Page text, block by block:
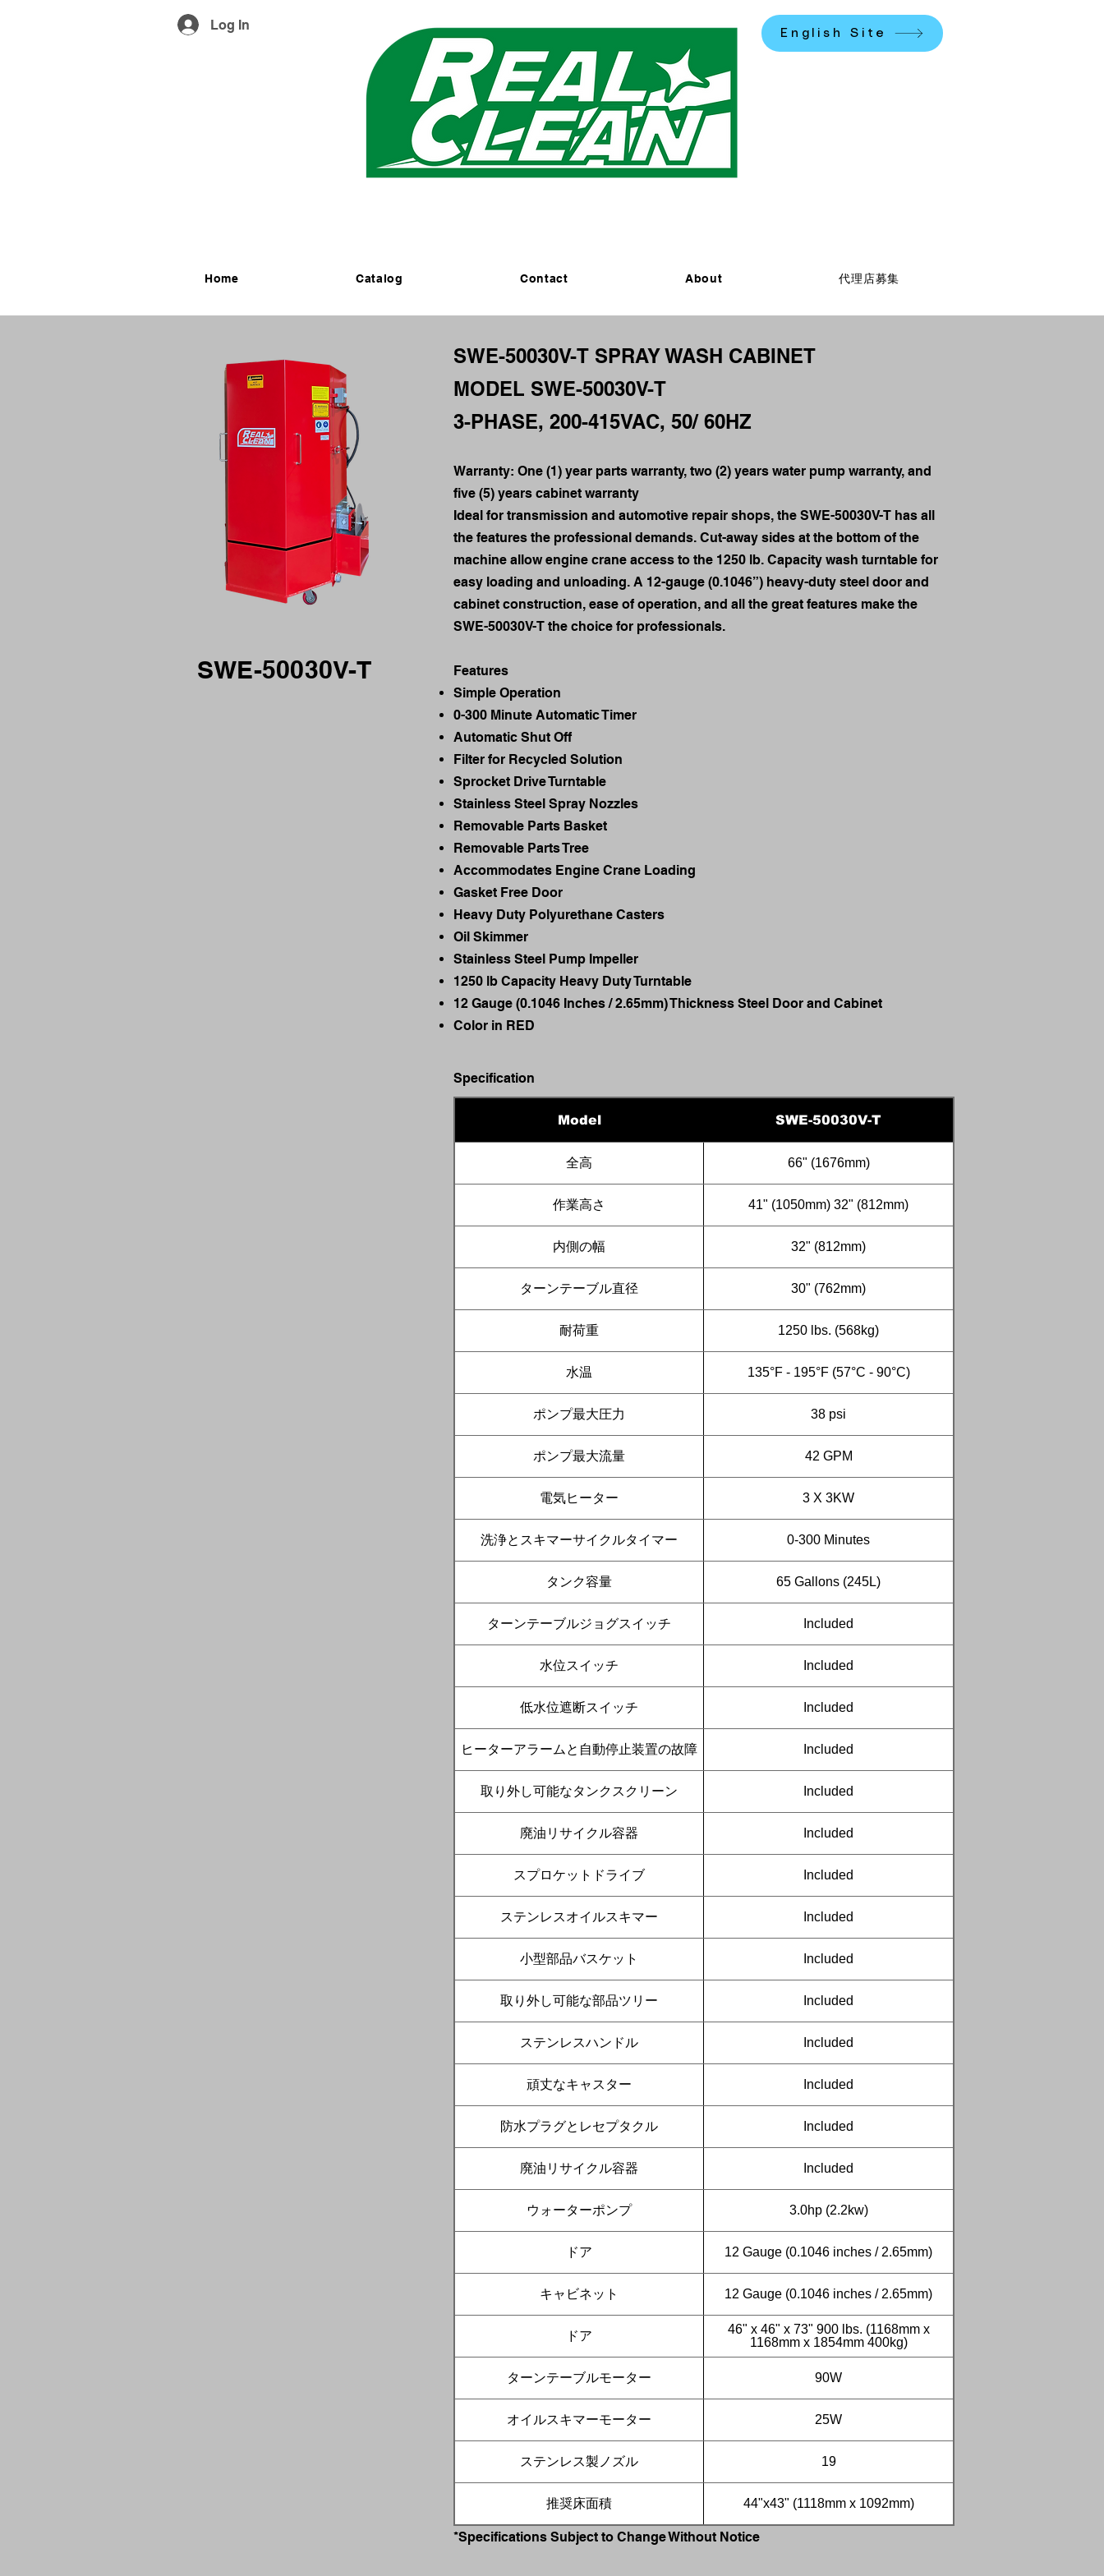
Log In
English Site
Home Catalog Contact About 代理店募集
Specification
Model SWE-50030V-T
全高 66" (1676mm)
作業高さ 41" (1050mm) 32" (812mm)
内側の幅 32" (812mm)
ターンテーブル直径 30" (762mm)
耐荷重 1250 lbs. (568kg)
水温 135°F - 195°F (57°C - 90°C)
ポンプ最大圧力 38 psi
ポンプ最大流量 42 GPM
電気ヒーター 3 X 3KW
洗浄とスキマーサイクルタイマー 0-300 Minutes
タンク容量 65 Gallons (245L)
ターンテーブルジョグスイッチ Included
水位スイッチ Included
低水位遮断スイッチ Included
ヒーターアラームと自動停止装置の故障 Included
取り外し可能なタンクスクリーン Included
廃油リサイクル容器 Included
スプロケットドライブ Included
ステンレスオイルスキマー Included
小型部品バスケット Included
取り外し可能な部品ツリー Included
ステンレスハンドル Included
頑丈なキャスター Included
防水プラグとレセプタクル Included
廃油リサイクル容器 Included
ウォーターポンプ 3.0hp (2.2kw)
ドア 12 Gauge (0.1046 inches / 2.65mm)
キャビネット 12 Gauge (0.1046 inches / 2.65mm)
ドア
46" x 46" x 73" 900 lbs. (1168mm x
1168mm x 1854mm 400kg)
ターンテーブルモーター 90W
オイルスキマーモーター 25W
ステンレス製ノズル 19
推奨床面積 44"x43" (1118mm x 1092mm)
*Specifications Subject to Change Without Notice
SWE-50030V-T
SWE-50030V-T SPRAY WASH CABINET
MODEL SWE-50030V-T
3-PHASE, 200-415VAC, 50/ 60HZ
Warranty: One (1) year parts warranty, two (2) years water pump warranty, and
five (5) years cabinet warranty
Ideal for transmission and automotive repair shops, the SWE-50030V-T has all
the features the professional demands. Cut-away sides at the bottom of the
machine allow engine crane access to the 1250 lb. Capacity wash turntable for
easy loading and unloading. A 12-gauge (0.1046”) heavy-duty steel door and
cabinet construction, ease of operation, and all the great features make the
SWE-50030V-T the choice for professionals.
Features
Simple Operation
0-300 Minute Automatic Timer
Automatic Shut Off
Filter for Recycled Solution
Sprocket Drive Turntable
Stainless Steel Spray Nozzles
Removable Parts Basket
Removable Parts Tree
Accommodates Engine Crane Loading
Gasket Free Door
Heavy Duty Polyurethane Casters
Oil Skimmer
Stainless Steel Pump Impeller
1250 lb Capacity Heavy Duty Turntable
12 Gauge (0.1046 Inches / 2.65mm) Thickness Steel Door and Cabinet
Color in RED